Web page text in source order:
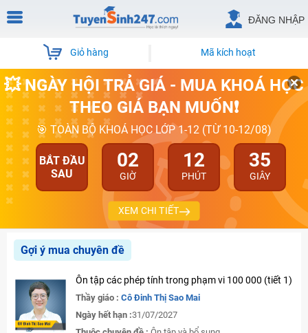
ĐĂNG NHẬP
Giỏ hàng Mã kích hoạt
💥 NGÀY HỘI TRẢ GIÁ - MUA KHOÁ HỌC
THEO GIÁ BẠN MUỐN❗
🎯 TOÀN BỘ KHOÁ HỌC LỚP 1-12 (TỪ 10-12/08)
BẮT ĐẦU
SAU
02
GIỜ
12
PHÚT
34
GIÂY
XEM CHI TIẾT
Gợi ý mua chuyên đề
Ôn tập các phép tính trong phạm vi 100 000 (tiết 1)
Thầy giáo : Cô Đinh Thị Sao Mai
Ngày hết hạn :31/07/2027